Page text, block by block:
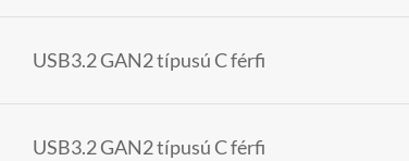
USB3.2 GAN2 típusú C férfi
USB3.2 GAN2 típusú C férfi